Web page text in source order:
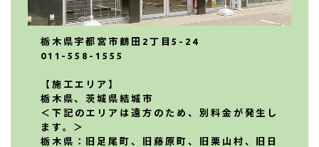
栃木県宇都宮市鶴田2丁目5-24
011-558-1555
【施工エリア】
栃木県、茨城県結城市
＜下記のエリアは遠方のため、別料金が発生し
ます。＞
栃木県：旧足尾町、旧藤原町、旧栗山村、旧日